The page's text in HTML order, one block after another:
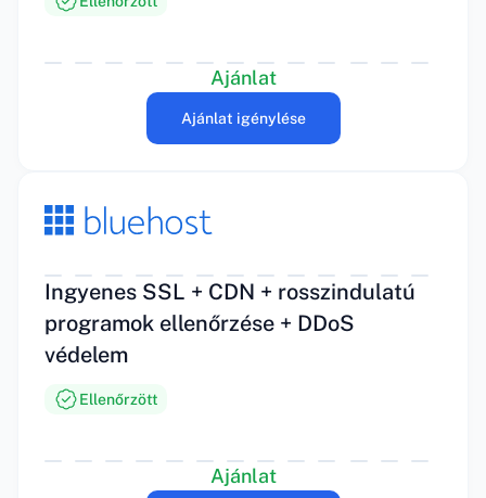
Ajánlat
Ajánlat igénylése
Ingyenes SSL + CDN + rosszindulatú
programok ellenőrzése + DDoS
védelem
Ellenőrzött
Ajánlat